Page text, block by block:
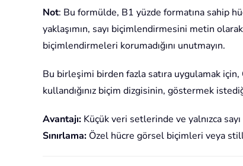
Not: Bu formülde, B1 yüzde formatına sahip
yaklaşımın, sayı biçimlendirmesini metin
biçimlendirmeleri korumadığını unutmayın.
Bu birleşimi birden fazla satıra uygulamak
kullandığınız biçim dizgisinin, göstermek
Avantajı: Küçük veri setlerinde ve yalnızca
Sınırlama: Özel hücre görsel biçimleri veya